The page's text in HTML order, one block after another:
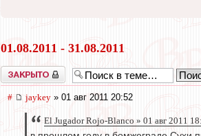
01.08.2011 - 31.08.2011
Закрыто
# jaykey » 01 авг 2011 20:52
El Jugador Rojo-Blanco » 01 авг 2011